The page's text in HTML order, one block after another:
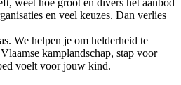
en veel keuzes. Dan verlies
We helpen je om helderheid te
kamplandschap, stap voor
voelt voor jouw kind.